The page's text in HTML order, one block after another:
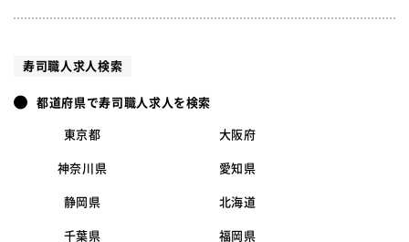
寿司職人求人検索
都道府県で寿司職人求人を検索
東京都 大阪府
神奈川県 愛知県
静岡県 北海道
千葉県 福岡県